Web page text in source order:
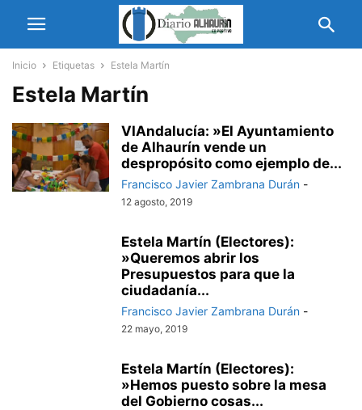
Inicio Etiquetas Estela Martín
Estela Martín
VIAndalucía: »El Ayuntamiento
de Alhaurín vende un
despropósito como ejemplo de...
Francisco Javier Zambrana Durán -
12 agosto, 2019
Estela Martín (Electores):
»Queremos abrir los
Presupuestos para que la
ciudadanía...
Francisco Javier Zambrana Durán -
22 mayo, 2019
Estela Martín (Electores):
»Hemos puesto sobre la mesa
del Gobierno cosas...